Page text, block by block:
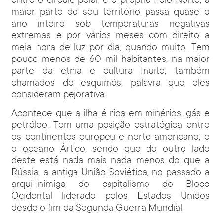
maior parte de seu território passa quase o
ano inteiro sob temperaturas negativas
extremas e por vários meses com direito a
meia hora de luz por dia, quando muito. Tem
pouco menos de 60 mil habitantes, na maior
parte da etnia e cultura Inuite, também
chamados de esquimós, palavra que eles
consideram pejorativa.
Acontece que a ilha é rica em minérios, gás e
petróleo. Tem uma posição estratégica entre
os continentes europeu e norte-americano, e
o oceano Ártico, sendo que do outro lado
deste está nada mais nada menos do que a
Rússia, a antiga União Soviética, no passado a
arqui-inimiga do capitalismo do Bloco
Ocidental liderado pelos Estados Unidos
desde o fim da Segunda Guerra Mundial.